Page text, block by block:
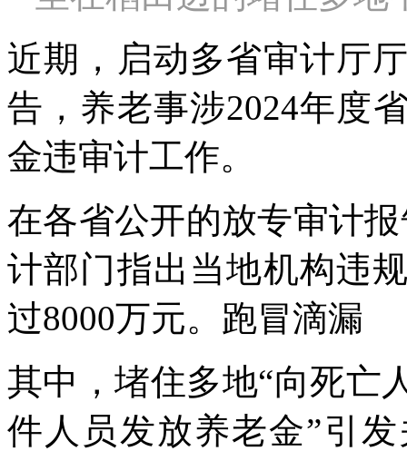
近期，启动多省审计厅
告，养老事涉2024年度
金违审计工作。
在各省公开的放专审计
计部门指出当地机构违
过8000万元。跑冒滴漏
其中，堵住多地“向死亡
件人员发放养老金”引